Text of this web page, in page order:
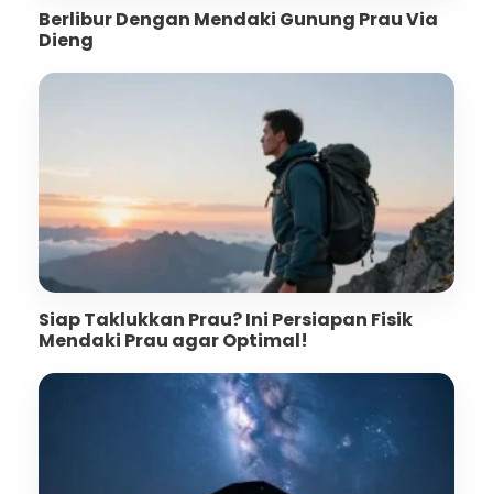
Berlibur Dengan Mendaki Gunung Prau Via
Dieng
Siap Taklukkan Prau? Ini Persiapan Fisik
Mendaki Prau agar Optimal!